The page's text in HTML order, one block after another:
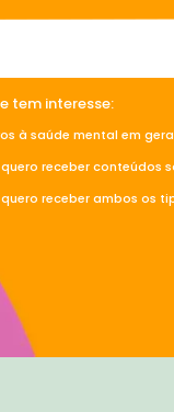
tem interesse:
à saúde mental em
receber conteúdos
receber ambos os